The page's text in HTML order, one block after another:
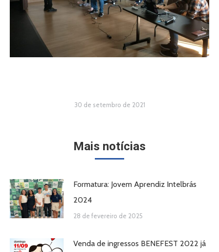
30 de setembro de 2021
Mais notícias
Formatura: Jovem Aprendiz Intelbrás
2024
28 de fevereiro de 2025
Venda de ingressos BENEFEST 2022 já